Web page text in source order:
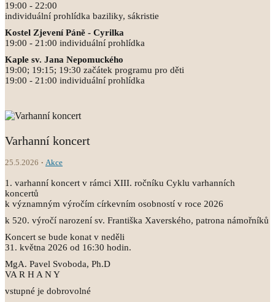
19:00 - 22:00
individuální prohlídka baziliky, sákristie
Kostel Zjevení Páně - Cyrilka
19:00 - 21:00 individuální prohlídka
Kaple sv. Jana Nepomuckého
19:00; 19:15; 19:30 začátek programu pro děti
19:00 - 21:00 individuální prohlídka
Varhanní koncert
25.5.2026 Akce
1. varhanní koncert v rámci XIII. ročníku Cyklu varhanních
koncertů
k významným výročím církevním osobností v roce 2026
k 520. výročí narození sv. Františka Xaverského, patrona námořníků
Koncert se bude konat v neděli
31. května 2026 od 16:30 hodin.
MgA. Pavel Svoboda, Ph.D
VA R H A N Y
vstupné je dobrovolné